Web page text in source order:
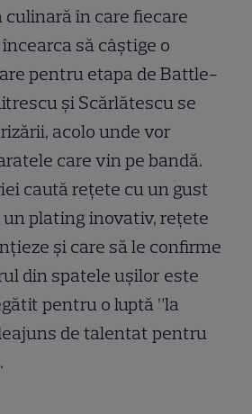
culinară în care fiecare
să câștige o
pentru etapa de Battle-
și Scărlătescu se
acolo unde vor
care vin pe bandă.
caută rețete cu un gust
un plating inovativ, rețete
și care să le confirme
din spatele ușilor este
pentru o luptă ”la
de talentat pentru